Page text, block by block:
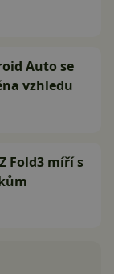
Auto se
vzhledu
Fold3 míří s